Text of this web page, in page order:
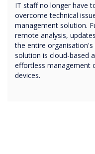
IT staff no longer have
overcome technical
management solution.
remote analysis,
the entire
solution is cloud-based
effortless management
devices.